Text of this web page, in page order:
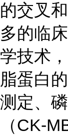
的交叉
多的临
学技术
脂蛋白
测定、
（CK-